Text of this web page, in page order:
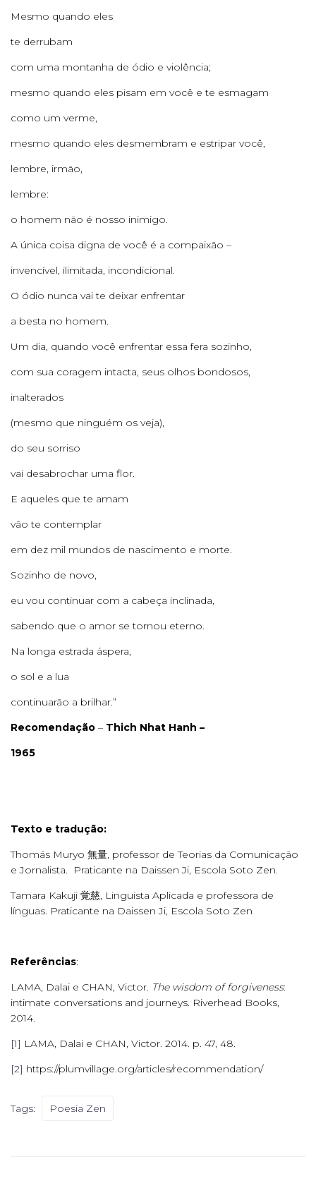
Mesmo quando eles
te derrubam
com uma montanha de ódio e violência;
mesmo quando eles pisam em você e te esmagam
como um verme,
mesmo quando eles desmembram e estripar você,
lembre, irmão,
lembre:
o homem não é nosso inimigo.
A única coisa digna de você é a compaixão –
invencível, ilimitada, incondicional.
O ódio nunca vai te deixar enfrentar
a besta no homem.
Um dia, quando você enfrentar essa fera sozinho,
com sua coragem intacta, seus olhos bondosos,
inalterados
(mesmo que ninguém os veja),
do seu sorriso
vai desabrochar uma flor.
E aqueles que te amam
vão te contemplar
em dez mil mundos de nascimento e morte.
Sozinho de novo,
eu vou continuar com a cabeça inclinada,
sabendo que o amor se tornou eterno.
Na longa estrada áspera,
o sol e a lua
continuarão a brilhar.”
Recomendação – Thich Nhat Hanh –
1965
Texto e tradução:
Thomás Muryo 無量, professor de Teorias da Comunicação
e Jornalista. Praticante na Daissen Ji, Escola Soto Zen.
Tamara Kakuji 覚慈, Linguista Aplicada e professora de
línguas. Praticante na Daissen Ji, Escola Soto Zen
Referências:
LAMA, Dalai e CHAN, Victor. The wisdom of forgiveness:
intimate conversations and journeys. Riverhead Books,
2014.
[1] LAMA, Dalai e CHAN, Victor. 2014. p. 47, 48.
[2] https://plumvillage.org/articles/recommendation/
Tags: Poesia Zen